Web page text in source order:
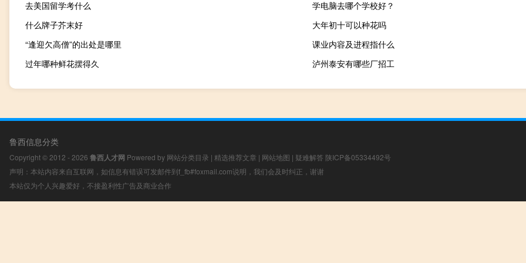
去美国留学考什么
学电脑去哪个学校好？
什么牌子芥末好
大年初十可以种花吗
“逢迎欠高僧”的出处是哪里
课业内容及进程指什么
过年哪种鲜花摆得久
泸州泰安有哪些厂招工
鲁西信息分类
Copyright © 2012 - 2026 鲁西人才网 Powered by 网站分类目录 | 精选推荐文章 | 网站地图 | 疑难解答 陕ICP备05334492号
声明：本站内容来自互联网，如信息有错误可发邮件到f_fb#foxmail.com说明，我们会及时纠正，谢谢
本站仅为个人兴趣爱好，不接盈利性广告及商业合作